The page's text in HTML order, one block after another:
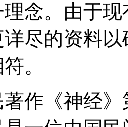
念。由于
尽的资料
。
作《神经